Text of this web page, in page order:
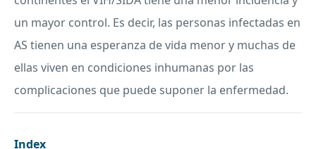
un mayor control. Es decir, las personas infectadas en
AS tienen una esperanza de vida menor y muchas de
ellas viven en condiciones inhumanas por las
complicaciones que puede suponer la enfermedad.
Index